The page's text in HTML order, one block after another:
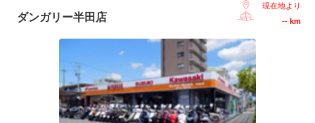
ダンガリー半田店
現在地より
-- km